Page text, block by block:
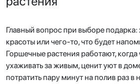
Главный вопрос при выборе подарка:
красоты или чего-то, что будет
Горшечные растения работают,
ухаживать за живым, ценит уют в
потратить пару минут на полив раз в